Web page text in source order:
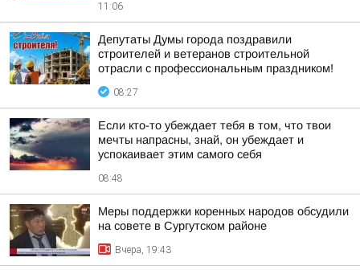
11:06
Депутаты Думы города поздравили
строителей и ветеранов строительной
отрасли с профессиональным праздником!
08:27
Если кто-то убеждает тебя в том, что твои
мечты напрасны, знай, он убеждает и
успокаивает этим самого себя
08:48
Меры поддержки коренных народов обсудили
на совете в Сургутском районе
Вчера, 19:43